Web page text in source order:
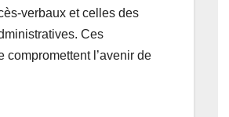
verbaux et celles des
Ces
compromettent l’avenir de